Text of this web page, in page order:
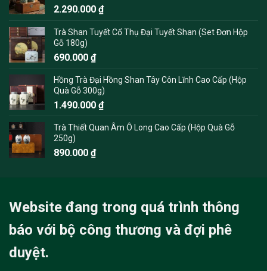
2.290.000 ₫
Trà Shan Tuyết Cổ Thụ Đại Tuyết Shan (Set Đơn Hộp
Gỗ 180g)
690.000 ₫
Hồng Trà Đại Hồng Shan Tây Côn Lĩnh Cao Cấp (Hộp
Quà Gỗ 300g)
1.490.000 ₫
Trà Thiết Quan Âm Ô Long Cao Cấp (Hộp Quà Gỗ
250g)
890.000 ₫
Website đang trong quá trình thông
báo với bộ công thương và đợi phê
duyệt.